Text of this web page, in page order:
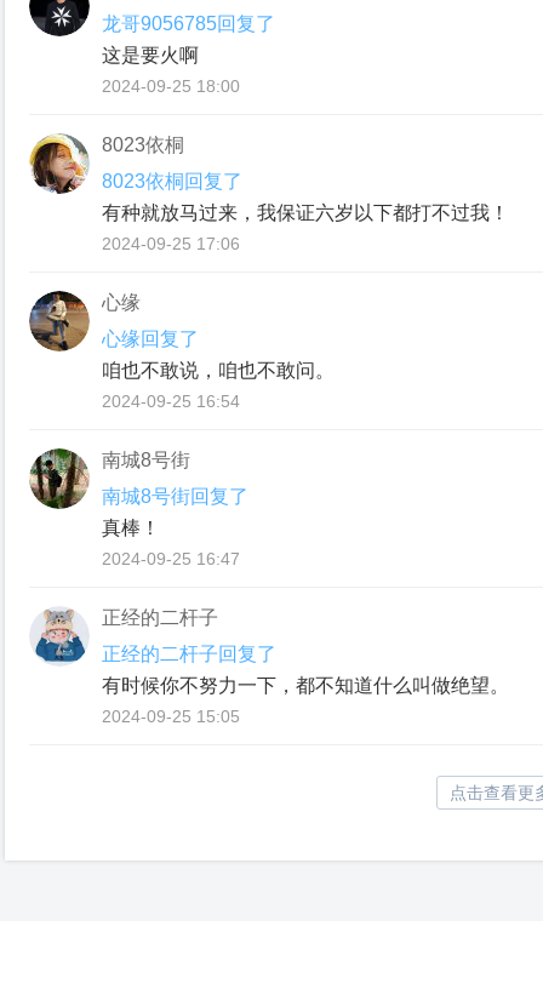
龙哥9056785回复了
这是要火啊
2024-09-25 18:00
8023依桐
8023依桐回复了
有种就放马过来，我保证六岁以下都打不过我！
2024-09-25 17:06
心缘
心缘回复了
咱也不敢说，咱也不敢问。
2024-09-25 16:54
南城8号街
南城8号街回复了
真棒！
2024-09-25 16:47
正经的二杆子
正经的二杆子回复了
有时候你不努⼒⼀下，都不知道什么叫做绝望。
2024-09-25 15:05
点击查看更